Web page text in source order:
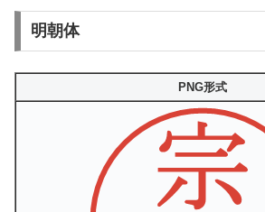
明朝体
PNG形式